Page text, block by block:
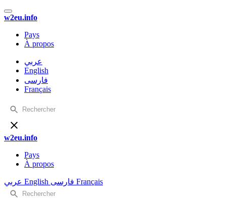
w2eu.info
Pays
À propos
عربي
English
فارسی
Français
w2eu.info
Pays
À propos
عربي English فارسی Français